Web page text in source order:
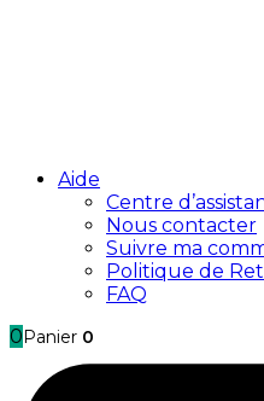
Aide
Centre
Nous contacter
Suivre ma
Politique de
FAQ
0 Panier 0